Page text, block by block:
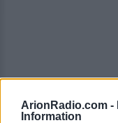
ArionRadio.com -
Information